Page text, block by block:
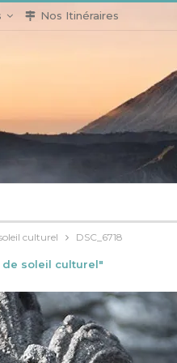
Nos Itinéraires
culturel DSC_6718
de soleil culturel"